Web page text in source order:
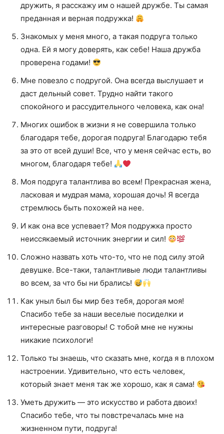
дружить, я расскажу им о нашей дружбе. Ты самая
преданная и верная подружка!
Знакомых у меня много, а такая подруга только
одна. Ей я могу доверять, как себе! Наша дружба
проверена годами!
Мне повезло с подругой. Она всегда выслушает и
даст дельный совет. Трудно найти такого
спокойного и рассудительного человека, как она!
Многих ошибок в жизни я не совершила только
благодаря тебе, дорогая подруга! Благодарю тебя
за это от всей души! Все, что у меня сейчас есть, во
многом, благодаря тебе!
Моя подруга талантлива во всем! Прекрасная жена,
ласковая и мудрая мама, хорошая дочь! Я всегда
стремлюсь быть похожей на нее.
И как она все успевает? Моя подружка просто
неиссякаемый источник энергии и сил!
Сложно назвать хоть что-то, что не под силу этой
девушке. Все-таки, талантливые люди талантливы
во всем, за что бы ни брались!
Как уныл был бы мир без тебя, дорогая моя!
Спасибо тебе за наши веселые посиделки и
интересные разговоры! С тобой мне не нужны
никакие психологи!
Только ты знаешь, что сказать мне, когда я в плохом
настроении. Удивительно, что есть человек,
который знает меня так же хорошо, как я сама!
Уметь дружить — это искусство и работа двоих!
Спасибо тебе, что ты повстречалась мне на
жизненном пути, подруга!